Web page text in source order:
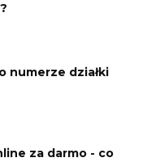
numerze działki
za darmo - co